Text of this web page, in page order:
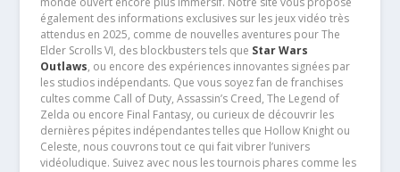
également des informations exclusives sur les jeux vidéo très
attendus en 2025, comme de nouvelles aventures pour The
Elder Scrolls VI, des blockbusters tels que Star Wars
Outlaws, ou encore des expériences innovantes signées par
les studios indépendants. Que vous soyez fan de franchises
cultes comme Call of Duty, Assassin’s Creed, The Legend of
Zelda ou encore Final Fantasy, ou curieux de découvrir les
dernières pépites indépendantes telles que Hollow Knight ou
Celeste, nous couvrons tout ce qui fait vibrer l’univers
vidéoludique. Suivez avec nous les tournois phares comme les